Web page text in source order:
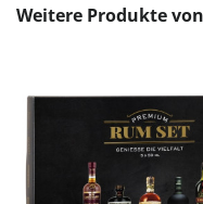
Produktgalerie
Weitere Produkte